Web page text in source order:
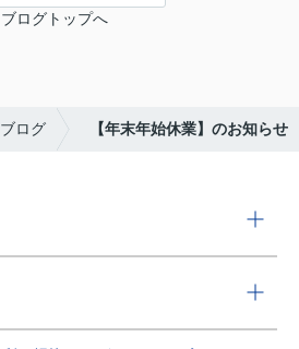
ブログトップへ
ブログ 【年末年始休業】のお知らせ